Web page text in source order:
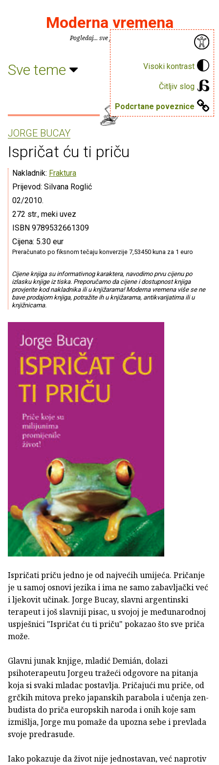
Visoki kontrast
Čitljiv slog
Podcrtane poveznice
Moderna vremena
Pogledaj... sve je puno knjiga.
Sve teme
JORGE BUCAY
Ispričat ću ti priču
Nakladnik: Fraktura
Prijevod: Silvana Roglić
02/2010.
272 str., meki uvez
ISBN 9789532661309
Cijena: 5.30 eur
Preračunato po fiksnom tečaju konverzije 7,53450 kuna za 1 euro
Cijene knjiga su informativnog karaktera, navodimo prvu cijenu po
izlasku knjige iz tiska. Preporučamo da cijene i dostupnost knjiga
provjerite kod nakladnika ili u knjižarama! Moderna vremena više se ne
bave prodajom knjiga, potražite ih u knjižarama, antikvarijatima ili u
knjižnicama.
Ispričati priču jedno je od najvećih umijeća. Pričanje
je u samoj osnovi jezika i ima ne samo zabavljački već
i ljekovit učinak. Jorge Bucay, slavni argentinski
terapeut i još slavniji pisac, u svojoj je međunarodnoj
uspješnici "Ispričat ću ti priču" pokazao što sve priča
može.
Glavni junak knjige, mladić Demián, dolazi
psihoterapeutu Jorgeu tražeći odgovore na pitanja
koja si svaki mladac postavlja. Pričajući mu priče, od
grčkih mitova preko japanskih parabola i učenja zen-
budista do priča europskih naroda i onih koje sam
izmišlja, Jorge mu pomaže da upozna sebe i prevlada
svoje predrasude.
Iako pokazuje da život nije jednostavan, već naprotiv